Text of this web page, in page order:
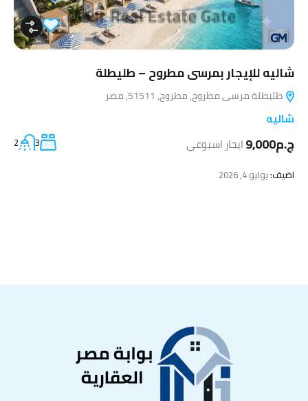
شاليه للإيجار بمرسى مطروح – طليطلة
طليطلة مرسى مطروح, مطروح, 51511, مصر
شاليه
ج.م9,000 ايجار اسبوعي 3
2
اضيف:يوليو 4, 2026